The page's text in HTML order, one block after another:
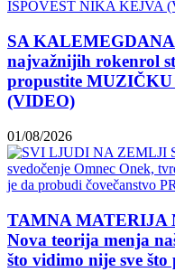
SA
najvažnijih rokenrol
propustite
(VIDEO)
01/08/2026
TAMNA MATERIJA
Nova teorija menja
što vidimo nije sve što